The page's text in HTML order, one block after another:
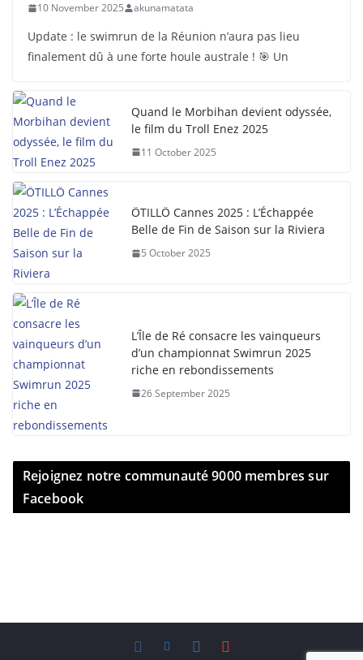
10 November 2025 akunamatata
Update : le swimrun de la Réunion n’aura pas lieu
finalement dû à une forte houle australe ! 🎯 Un
Quand le Morbihan devient odyssée,
le film du Troll Enez 2025
11 October 2025
ÖTILLÖ Cannes 2025 : L’Échappée
Belle de Fin de Saison sur la Riviera
5 October 2025
L’Île de Ré consacre les vainqueurs
d’un championnat Swimrun 2025
riche en rebondissements
26 September 2025
Rejoignez notre communauté 9000 membres sur
Facebook